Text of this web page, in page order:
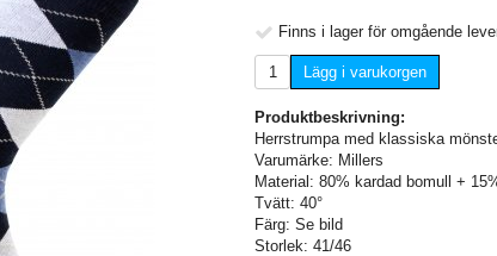
Finns i lager för omgående
Lägg i varukorgen
Produktbeskrivning:
Herrstrumpa med klassiska
Varumärke: Millers
Material: 80% kardad bomull +
Tvätt: 40°
Färg: Se bild
Storlek: 41/46